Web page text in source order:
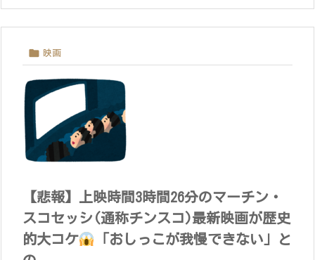
 映画
【悲報】上映時間3時間26分のマーチン・
スコセッシ(通称チンスコ)最新映画が歴史
的大コケ
「おしっこが我慢できない」と